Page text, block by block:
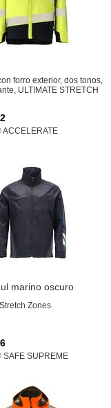
forro exterior, dos tonos,
ULTIMATE STRETCH
ACCELERATE
marino oscuro
Zones
SAFE SUPREME